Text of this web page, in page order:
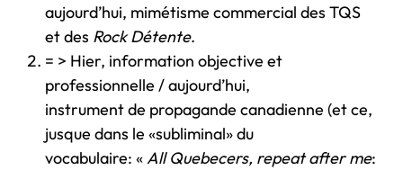
aujourd’hui, mimétisme commercial des TQS
et des Rock Détente.
= > Hier, information objective et
professionnelle / aujourd’hui,
instrument de propagande canadienne (et ce,
jusque dans le «subliminal» du
vocabulaire: «All Quebecers, repeat after me: